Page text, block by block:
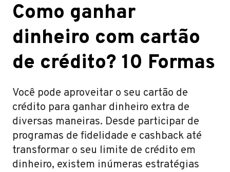
Como ganhar
dinheiro com cartão
de crédito? 10 Formas
Você pode aproveitar o seu cartão de
crédito para ganhar dinheiro extra de
diversas maneiras. Desde participar de
programas de fidelidade e cashback até
transformar o seu limite de crédito em
dinheiro, existem inúmeras estratégias